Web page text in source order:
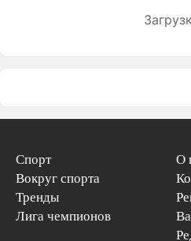
Спорт
Вокруг спорта
Тренды
Лига чемпионов
О